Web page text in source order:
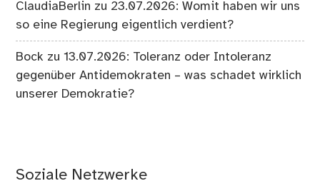
ClaudiaBerlin zu 23.07.2026: Womit haben wir uns
so eine Regierung eigentlich verdient?
Bock zu13.07.2026: Toleranz oder Intoleranz
gegenüber Antidemokraten – was schadet wirklich
unserer Demokratie?
Soziale Netzwerke